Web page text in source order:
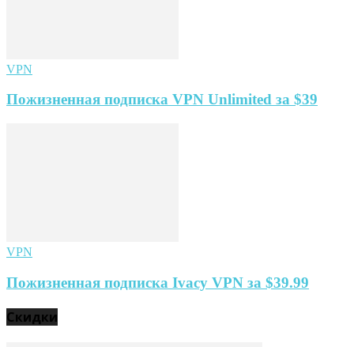
VPN
Пожизненная подписка VPN Unlimited за $39
VPN
Пожизненная подписка Ivacy VPN за $39.99
Скидки